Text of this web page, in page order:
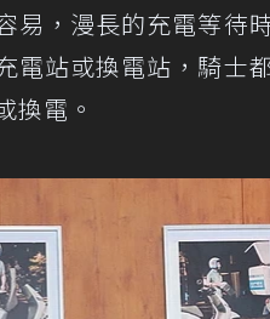
易，漫長的充電等待
電站或換電站，騎士
換電。